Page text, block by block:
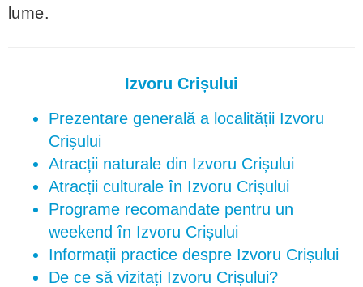
lume.
Izvoru Crișului
Prezentare generală a localității Izvoru
Crișului
Atracții naturale din Izvoru Crișului
Atracții culturale în Izvoru Crișului
Programe recomandate pentru un
weekend în Izvoru Crișului
Informații practice despre Izvoru Crișului
De ce să vizitați Izvoru Crișului?